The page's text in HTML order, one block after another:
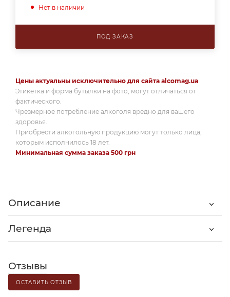
Нет в наличии
ПОД ЗАКАЗ
Цены актуальны исключительно для сайта alcomag.ua
Этикетка и форма бутылки на фото, могут отличаться от
фактического.
Чрезмерное потребление алкоголя вредно для вашего
здоровья.
Приобрести алкогольную продукцию могут только лица,
которым исполнилось 18 лет.
Минимальная сумма заказа 500 грн
Описание
Легенда
Отзывы
ОСТАВИТЬ ОТЗЫВ